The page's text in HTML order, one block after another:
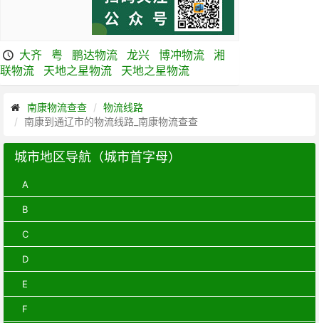
大齐 粤 鹏达物流 龙兴 博冲物流
湘
联物流
天地之星物流 天地之星物流
南康物流查查
物流线路
南康到通辽市的物流线路_南康物流查查
城市地区导航（城市首字母）
A
B
C
D
E
F